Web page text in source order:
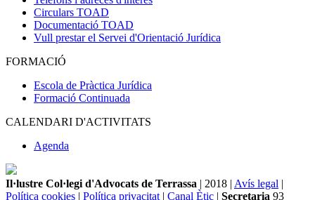
Circulars TOAD
Documentació TOAD
Vull prestar el Servei d'Orientació Jurídica
FORMACIÓ
Escola de Pràctica Jurídica
Formació Continuada
CALENDARI D'ACTIVITATS
Agenda
Il·lustre Col·legi d'Advocats de Terrassa | 2018 | Avís legal |
Política cookies | Política privacitat | Canal Ètic | Secretaria 93